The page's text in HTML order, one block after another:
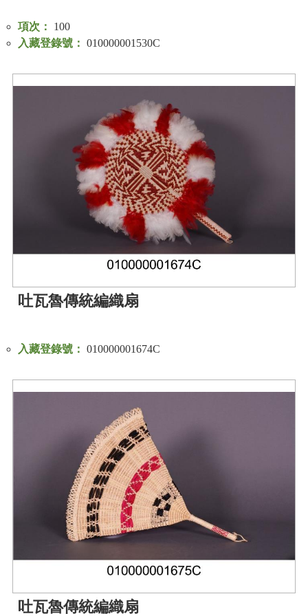
項次：
100
入藏登錄號： 010000001530C
吐瓦魯傳統編織扇
入藏登錄號： 010000001674C
吐瓦魯傳統編織扇